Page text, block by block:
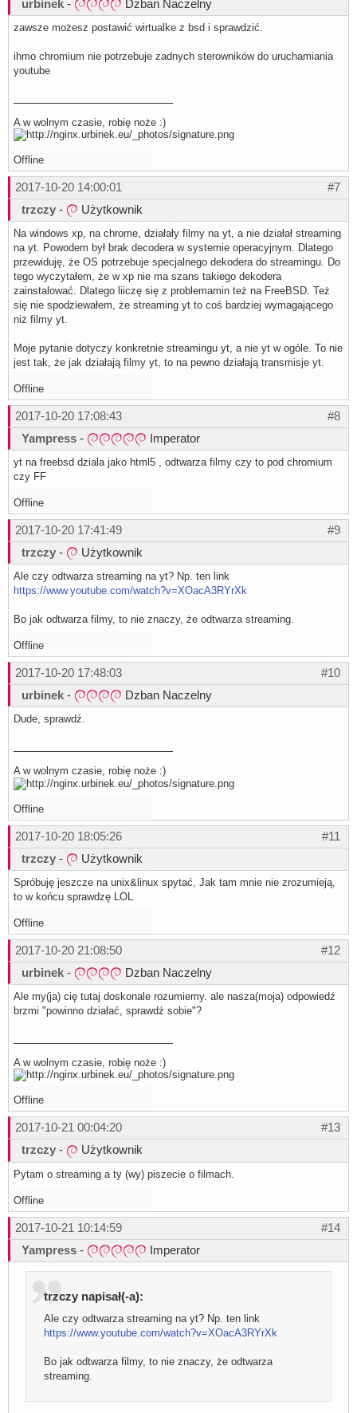
urbinek - Dzban Naczelny
zawsze możesz postawić wirtualke z bsd i sprawdzić.
ihmo chromium nie potrzebuje zadnych sterowników do uruchamiania
youtube
A w wolnym czasie, robię noże :)
Offline
#7
2017-10-20 14:00:01
trzczy - Użytkownik
Na windows xp, na chrome, działały filmy na yt, a nie działał streaming
na yt. Powodem był brak decodera w systemie operacyjnym. Dlatego
przewiduję, że OS potrzebuje specjalnego dekodera do streamingu. Do
tego wyczytałem, że w xp nie ma szans takiego dekodera
zainstalować. Dlatego liiczę się z problemamin też na FreeBSD. Też
się nie spodziewałem, że streaming yt to coś bardziej wymagającego
niż filmy yt.
Moje pytanie dotyczy konkretnie streamingu yt, a nie yt w ogóle. To nie
jest tak, że jak działają filmy yt, to na pewno działają transmisje yt.
Offline
#8
2017-10-20 17:08:43
Yampress - Imperator
yt na freebsd dziala jako html5 , odtwarza filmy czy to pod chromium
czy FF
Offline
#9
2017-10-20 17:41:49
trzczy - Użytkownik
Ale czy odtwarza streaming na yt? Np. ten link
https://www.youtube.com/watch?v=XOacA3RYrXk
Bo jak odtwarza filmy, to nie znaczy, że odtwarza streaming.
Offline
#10
2017-10-20 17:48:03
urbinek - Dzban Naczelny
Dude, sprawdź.
A w wolnym czasie, robię noże :)
Offline
#11
2017-10-20 18:05:26
trzczy - Użytkownik
Spróbuję jeszcze na unix&linux spytać, Jak tam mnie nie zrozumieją,
to w końcu sprawdzę LOL
Offline
#12
2017-10-20 21:08:50
urbinek - Dzban Naczelny
Ale my(ja) cię tutaj doskonale rozumiemy. ale nasza(moja) odpowiedź
brzmi "powinno działać, sprawdź sobie"?
A w wolnym czasie, robię noże :)
Offline
#13
2017-10-21 00:04:20
trzczy - Użytkownik
Pytam o streaming a ty (wy) piszecie o filmach.
Offline
#14
2017-10-21 10:14:59
Yampress - Imperator
trzczy napisał(-a):
Ale czy odtwarza streaming na yt? Np. ten link
https://www.youtube.com/watch?v=XOacA3RYrXk
Bo jak odtwarza filmy, to nie znaczy, że odtwarza
streaming.